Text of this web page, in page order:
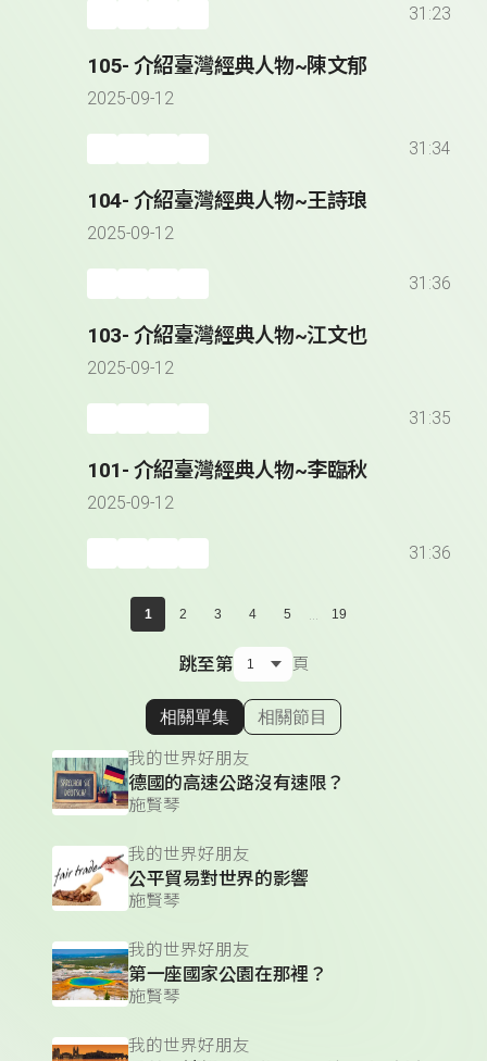
31:23
105- 介紹臺灣經典人物~陳文郁
2025-09-12
31:34
104- 介紹臺灣經典人物~王詩琅
2025-09-12
31:36
103- 介紹臺灣經典人物~江文也
2025-09-12
31:35
101- 介紹臺灣經典人物~李臨秋
2025-09-12
31:36
1 2 3 4 5 ... 19
跳至第 頁
顯示相關單集
相關單集 相關節目
我的世界好朋友
德國的高速公路沒有速限？
施賢琴
我的世界好朋友
公平貿易對世界的影響
施賢琴
我的世界好朋友
第一座國家公園在那裡？
施賢琴
我的世界好朋友